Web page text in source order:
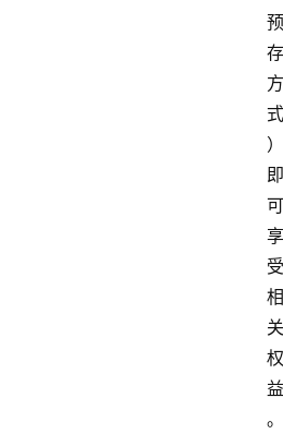
预
存
方
式
）
即
可
享
受
相
关
权
益
。